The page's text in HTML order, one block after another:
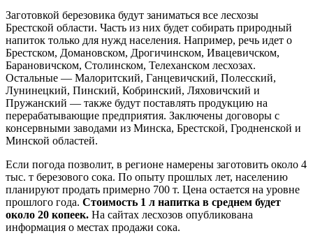
Заготовкой березовика будут заниматься все лесхозы
Брестской области. Часть из них будет собирать природный
напиток только для нужд населения. Например, речь идет о
Брестском, Домановском, Дрогичинском, Ивацевичском,
Барановичском, Столинском, Телеханском лесхозах.
Остальные — Малоритский, Ганцевичский, Полесский,
Лунинецкий, Пинский, Кобринский, Ляховичский и
Пружанский — также будут поставлять продукцию на
перерабатывающие предприятия. Заключены договоры с
консервными заводами из Минска, Брестской, Гродненской и
Минской областей.
Если погода позволит, в регионе намерены заготовить около 4
тыс. т березового сока. По опыту прошлых лет, населению
планируют продать примерно 700 т. Цена остается на уровне
прошлого года. Стоимость 1 л напитка в среднем будет
около 20 копеек. На сайтах лесхозов опубликована
информация о местах продажи сока.